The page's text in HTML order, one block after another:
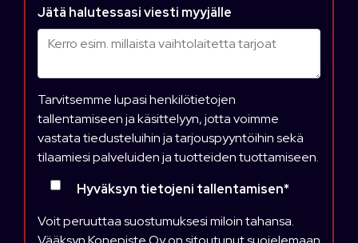
Jätä halutessasi viesti myyjälle
Tarvitsemme lupasi henkilötietojen
tallentamiseen ja käsittelyyn, jotta voimme
vastata tiedusteluihin ja tarjouspyyntöihin sekä
tilaamiesi palveluiden ja tuotteiden tuottamiseen.
Hyväksyn tietojeni tallentamisen*
Voit peruuttaa suostumuksesi miloin tahansa.